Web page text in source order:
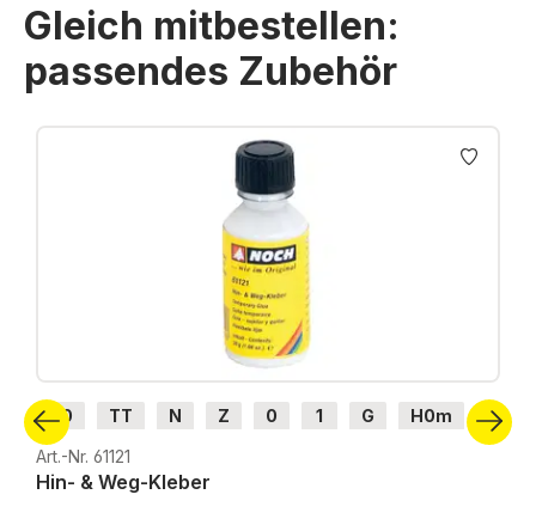
Gleich mitbestellen:
passendes Zubehör
Produktgalerie überspringen
H0 TT N Z 0 1 G
H0m
H0e
Art.-Nr. 61121
Hin- & Weg-Kleber